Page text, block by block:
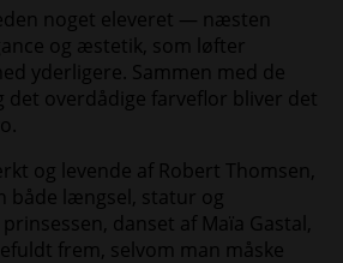
noget eleveret — næsten
og æstetik, som løfter
yderligere. Sammen med de
det overdådige farveflor bliver det
og levende af Robert Thomsen,
både længsel, statur og
danset af Maïa Gastal,
frem, selvom man måske